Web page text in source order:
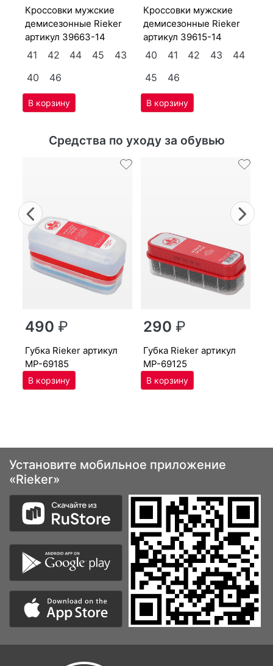
крос­совки мужс­кие
де­мисе­зон­ные Ri­eker
артикул 39663-14
41 42 44 45
43
40
46
крос­совки мужс­кие
де­мисе­зон­ные Ri­eker
артикул 39615-14
40 41 42 43
44
45
46
Средства по уходу за обувью
Previous
490₽
губ­ка Ri­eker артикул
MP-69185
290₽
губ­ка Ri­eker артикул
MP-69125
Установите мобильное приложение
«Rieker»